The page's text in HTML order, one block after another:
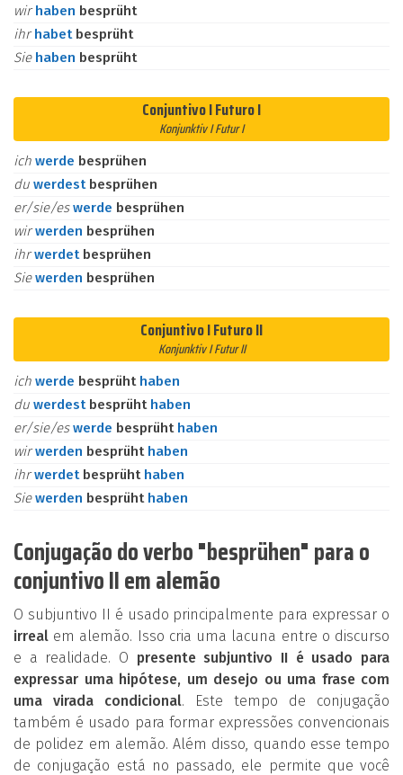
wirhaben besprüht
ihrhabet besprüht
Sie haben besprüht
Conjuntivo I Futuro I
Konjunktiv I Futur I
ich werde besprühen
du werdest besprühen
er/sie/eswerde besprühen
wirwerden besprühen
ihrwerdet besprühen
Siewerden besprühen
Conjuntivo I Futuro II
Konjunktiv I Futur II
ich werde besprüht haben
du werdest besprüht haben
er/sie/eswerde besprüht haben
wirwerden besprüht haben
ihrwerdet besprüht haben
Siewerden besprüht haben
Conjugação do verbo "besprühen" para o
conjuntivo II em alemão
O subjuntivo II é usado principalmente para expressar o
irreal em alemão. Isso cria uma lacuna entre o discurso
e a realidade. O presente subjuntivo II é usado para
expressar uma hipótese, um desejo ou uma frase com
uma virada condicional. Este tempo de conjugação
também é usado para formar expressões convencionais
de polidez em alemão. Além disso, quando esse tempo
de conjugação está no passado, ele permite que você